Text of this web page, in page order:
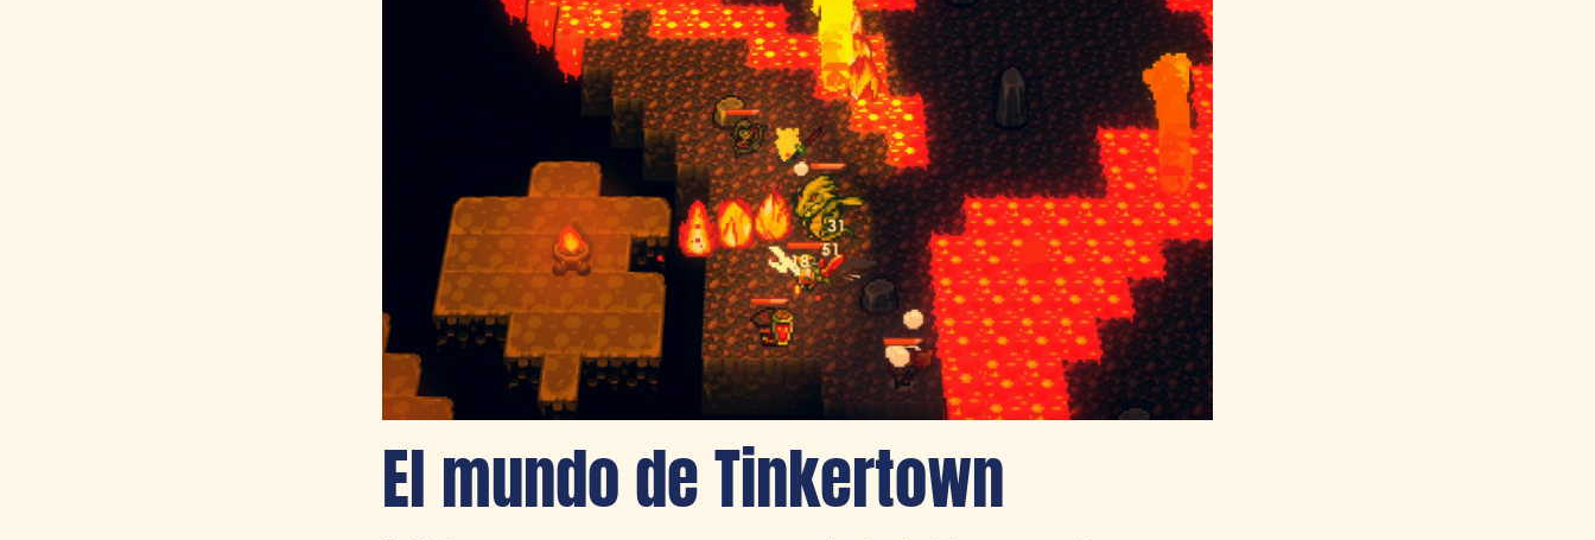
El mundo de Tinkertown